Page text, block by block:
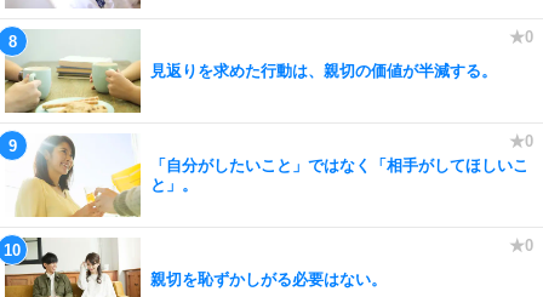
見返りを求めた行動は、親切の価値が半減する。
「自分がしたいこと」ではなく「相手がしてほしいこ
と」。
親切を恥ずかしがる必要はない。